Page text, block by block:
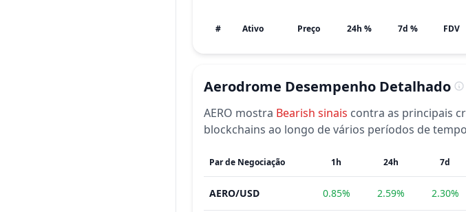
# Ativo Preço 24h % 7d % FDV
Aerodrome Desempenho Detalhado
AERO mostra Bearish sinais contra as principais
blockchains ao longo de vários períodos de tempo
Par de Negociação 1h 24h 7d
AERO/USD 0.85% 2.59% 2.30%